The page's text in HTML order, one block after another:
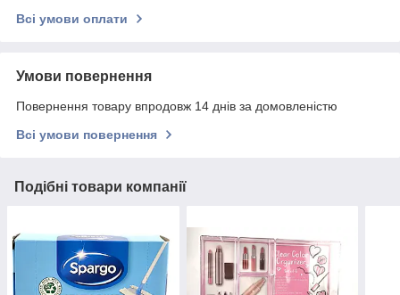
Всі умови оплати
Умови повернення
Повернення товару впродовж 14 днів за домовленістю
Всі умови повернення
Подібні товари компанії